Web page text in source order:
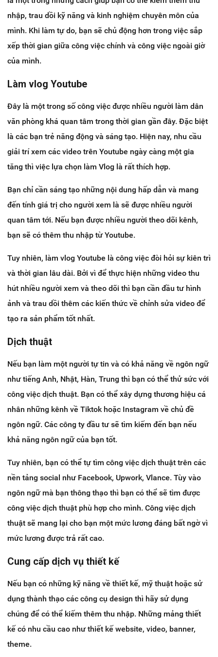
nhập, trau dồi kỹ năng và kinh nghiệm chuyên môn của
mình. Khi làm tự do, bạn sẽ chủ động hơn trong việc sắp
xếp thời gian giữa công việc chính và công việc ngoài giờ
của mình.
Làm vlog Youtube
Đây là một trong số công việc được nhiều người làm dân
văn phòng khá quan tâm trong thời gian gần đây. Đặc biệt
là các bạn trẻ năng động và sáng tạo. Hiện nay, nhu cầu
giải trí xem các video trên Youtube ngày càng một gia
tăng thì việc lựa chọn làm Vlog là rất thích hợp.
Bạn chỉ cần sáng tạo những nội dung hấp dẫn và mang
đến tính giá trị cho người xem là sẽ được nhiều người
quan tâm tới. Nếu bạn được nhiều người theo dõi kênh,
bạn sẽ có thêm thu nhập từ Youtube.
Tuy nhiên, làm vlog Youtube là công việc đòi hỏi sự kiên trì
và thời gian lâu dài. Bởi vì để thực hiện những video thu
hút nhiều người xem và theo dõi thì bạn cần đầu tư hình
ảnh và trau dồi thêm các kiến thức về chỉnh sửa video để
tạo ra sản phẩm tốt nhất.
Dịch thuật
Nếu bạn làm một người tự tin và có khả năng về ngôn ngữ
như tiếng Anh, Nhật, Hàn, Trung thì bạn có thể thử sức với
công việc dịch thuật. Bạn có thể xây dựng thương hiệu cá
nhân những kênh về Tiktok hoặc Instagram về chủ đề
ngôn ngữ. Các công ty đầu tư sẽ tìm kiếm đến bạn nếu
khả năng ngôn ngữ của bạn tốt.
Tuy nhiên, bạn có thể tự tìm công việc dịch thuật trên các
nền tảng social như Facebook, Upwork, Vlance. Tùy vào
ngôn ngữ mà bạn thông thạo thì bạn có thể sẽ tìm được
công việc dịch thuật phù hợp cho mình. Công việc dịch
thuật sẽ mang lại cho bạn một mức lương đáng bất ngờ vì
mức lương được trả rất cao.
Cung cấp dịch vụ thiết kế
Nếu bạn có những kỹ năng về thiết kế, mỹ thuật hoặc sử
dụng thành thạo các công cụ design thì hãy sử dụng
chúng để có thể kiếm thêm thu nhập. Những mảng thiết
kế có nhu cầu cao như thiết kế website, video, banner,
theme.